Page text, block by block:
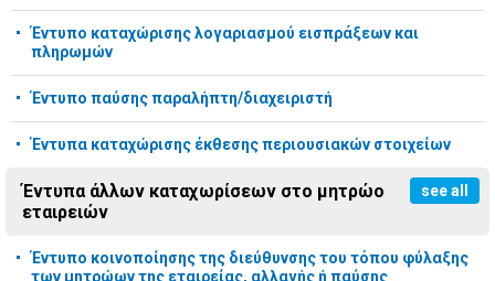
Έντυπο καταχώρισης λογαριασμού εισπράξεων και
πληρωμών
Έντυπο παύσης παραλήπτη/διαχειριστή
Έντυπα καταχώρισης έκθεσης περιουσιακών στοιχείων
Έντυπα άλλων καταχωρίσεων στο μητρώο
εταιρειών
see all
Έντυπο κοινοποίησης της διεύθυνσης του τόπου φύλαξης
των μητρώων της εταιρείας, αλλαγής ή παύσης